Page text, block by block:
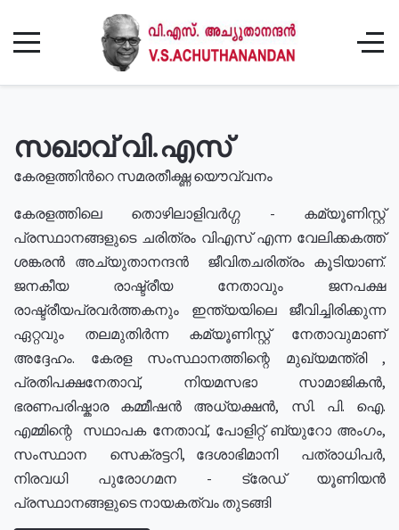
സഖാവ് വി.എസ്
കേരളത്തിൻറെ സമരതീക്ഷ്ണ യൌവ്വനം
കേരളത്തിലെ തൊഴിലാളിവർഗ്ഗ - കമ്യൂണിസ്റ്റ്
പ്രസ്ഥാനങ്ങളുടെ ചരിത്രം വിഎസ് എന്ന വേലിക്കകത്ത്
ശങ്കരൻ അച്യുതാനന്ദൻ ജീവിതചരിത്രം കൂടിയാണ്.
ജനകീയ രാഷ്ട്രീയ നേതാവും ജനപക്ഷ
രാഷ്ട്രീയപ്രവർത്തകനും ഇന്ത്യയിലെ ജീവിച്ചിരിക്കുന്ന
ഏറ്റവും തലമുതിർന്ന കമ്യൂണിസ്റ്റ് നേതാവുമാണ്
അദ്ദേഹം. കേരള സംസ്ഥാനത്തിന്റെ മുഖ്യമന്ത്രി ,
പ്രതിപക്ഷനേതാവ്, നിയമസഭാ സാമാജികൻ,
ഭരണപരിഷ്കാര കമ്മീഷൻ അധ്യക്ഷൻ, സി. പി. ഐ.
എമ്മിന്റെ സഥാപക നേതാവ്, പോളിറ്റ് ബ്യുറോ അംഗം,
സംസ്ഥാന സെക്രട്ടറി, ദേശാഭിമാനി പത്രാധിപർ,
നിരവധി പുരോഗമന - ട്രേഡ് യൂണിയൻ
പ്രസ്ഥാനങ്ങളുടെ നായകത്വം തുടങ്ങി